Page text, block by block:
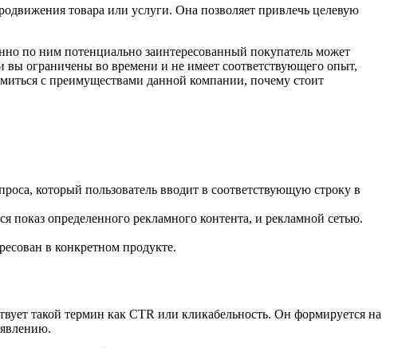
товара или услуги. Она позволяет привлечь целевую
по ним потенциально заинтересованный покупатель может
ограничены во времени и не имеет соответствующего опыт,
с преимуществами данной компании, почему стоит
который пользователь вводит в соответствующую строку в
показ определенного рекламного контента, и рекламной сетью.
в конкретном продукте.
такой термин как CTR или кликабельность. Он формируется на